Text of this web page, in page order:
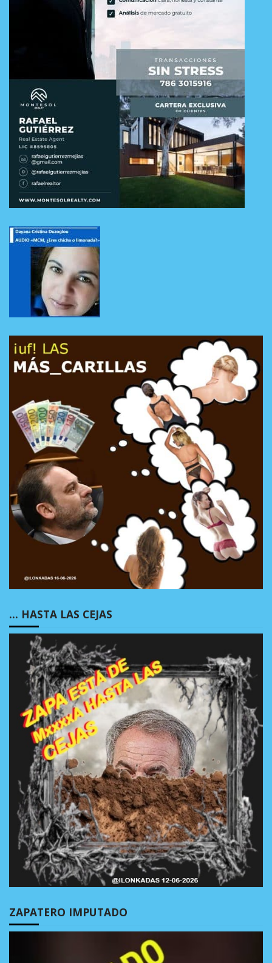
… HASTA LAS CEJAS
ZAPATERO IMPUTADO